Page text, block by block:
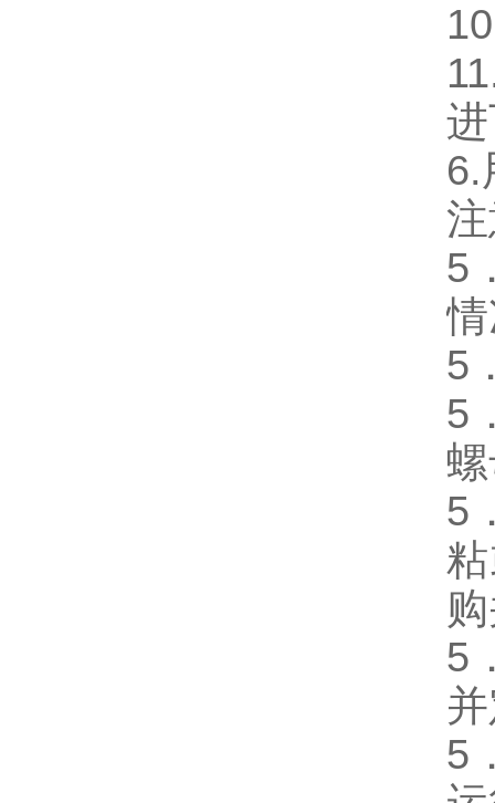
6.
5
5
5
5
5
5